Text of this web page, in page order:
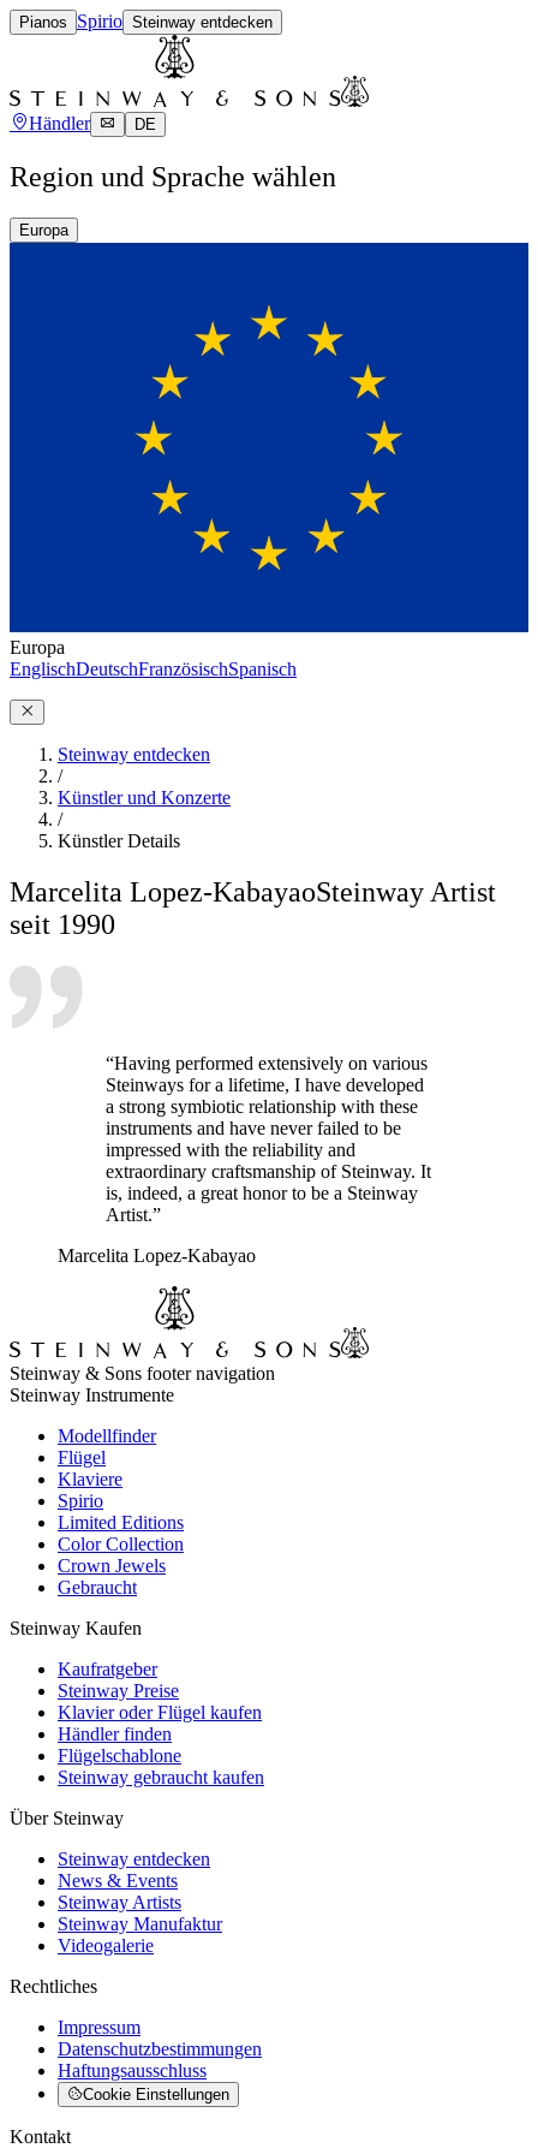
Pianos Spirio Steinway entdecken
Händler DE
Region und Sprache wählen
Europa
Europa
EnglischDeutschFranzösischSpanisch
Steinway entdecken
/
Künstler und Konzerte
/
Künstler Details
Marcelita Lopez-KabayaoSteinway Artist
seit 1990
“Having performed extensively on various
Steinways for a lifetime, I have developed
a strong symbiotic relationship with these
instruments and have never failed to be
impressed with the reliability and
extraordinary craftsmanship of Steinway. It
is, indeed, a great honor to be a Steinway
Artist.”
Marcelita Lopez-Kabayao
Steinway & Sons footer navigation
Steinway Instrumente
Modellfinder
Flügel
Klaviere
Spirio
Limited Editions
Color Collection
Crown Jewels
Gebraucht
Steinway Kaufen
Kaufratgeber
Steinway Preise
Klavier oder Flügel kaufen
Händler finden
Flügelschablone
Steinway gebraucht kaufen
Über Steinway
Steinway entdecken
News & Events
Steinway Artists
Steinway Manufaktur
Videogalerie
Rechtliches
Impressum
Datenschutzbestimmungen
Haftungsausschluss
Cookie Einstellungen
Kontakt